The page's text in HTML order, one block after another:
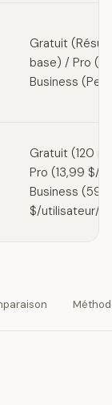
Gratuit
base) / Pro
Business
Gratuit (120
Pro (13,99 $/
Business (59
$/utilisateur/